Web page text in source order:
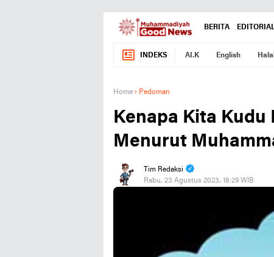
BERITA
INDEKS AI.K English Halal
Home › Pedoman
Kenapa Kita Kudu
Menurut
Tim Redaksi
Rabu, 23 Agustus 2023, 18:29 WIB